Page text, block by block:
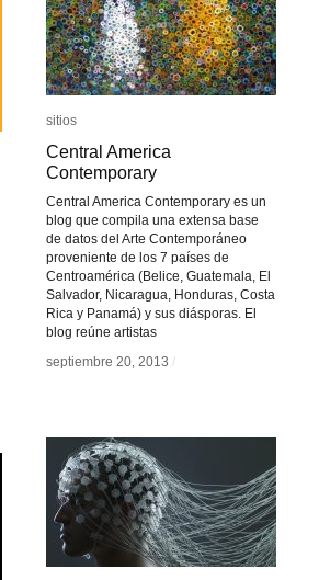
sitios
Central America
Contemporary
Central America Contemporary es un
blog que compila una extensa base
de datos del Arte Contemporáneo
proveniente de los 7 países de
Centroamérica (Belice, Guatemala, El
Salvador, Nicaragua, Honduras, Costa
Rica y Panamá) y sus diásporas. El
blog reúne artistas
septiembre 20, 2013 /
sitios
Central America
Contemporary
septiembre 20, 2013 /